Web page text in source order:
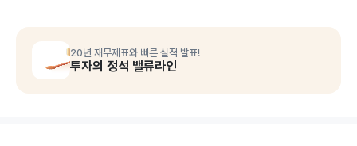
20년 재무제표와 빠른 실적 발표!
투자의 정석 밸류라인